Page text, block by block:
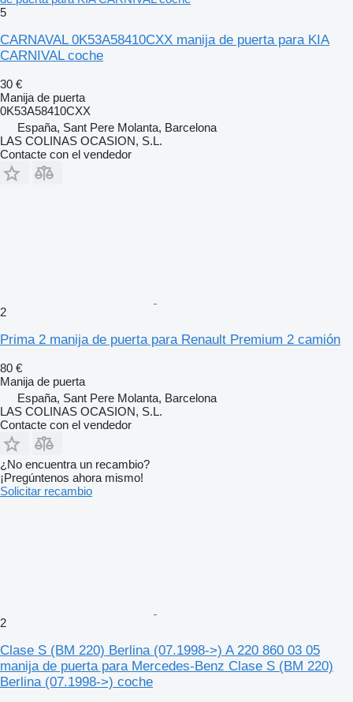
5
CARNAVAL 0K53A58410CXX manija de puerta para KIA
CARNIVAL coche
30 €
Manija de puerta
0K53A58410CXX
España, Sant Pere Molanta, Barcelona
LAS COLINAS OCASION, S.L.
Contacte con el vendedor
2
Prima 2 manija de puerta para Renault Premium 2 camión
80 €
Manija de puerta
España, Sant Pere Molanta, Barcelona
LAS COLINAS OCASION, S.L.
Contacte con el vendedor
¿No encuentra un recambio?
¡Pregúntenos ahora mismo!
Solicitar recambio
2
Clase S (BM 220) Berlina (07.1998->) A 220 860 03 05
manija de puerta para Mercedes-Benz Clase S (BM 220)
Berlina (07.1998->) coche